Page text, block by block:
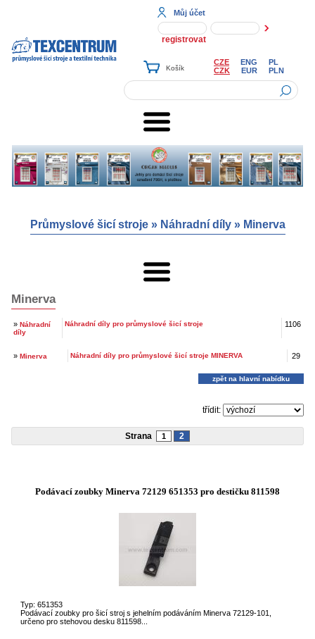
Můj účet
registrovat
CZE ENG
PL
CZK
EUR PLN
Průmyslové šicí stroje» Náhradní díly» Minerva
Minerva
» Náhradní
díly
Náhradní díly pro průmyslové šicí stroje 1106
» Minerva Náhradní díly pro průmyslové šicí stroje MINERVA 29
zpět na hlavní nabídku
třídit:
Strana 1 2
Podávací zoubky Minerva 72129 651353 pro destičku 811598
Typ: 651353
Podávací zoubky pro šicí stroj s jehelním podáváním Minerva 72129-101,
určeno pro stehovou desku 811598...